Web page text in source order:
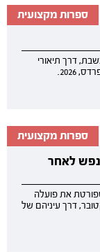
ספרות מקצועית
דרך תיאורי
2026.
ספרות מקצועית
לאחר
את פועלה
דרך עיניהם של